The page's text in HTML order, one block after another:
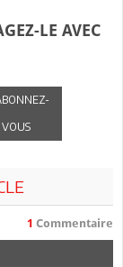
LE AVEC
VOUS
1 Commentaire